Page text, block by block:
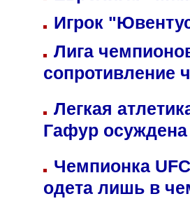
Игрок
Лига
сопротивление
Легкая
Гафур осуждена
Чемпионка
одета лишь в